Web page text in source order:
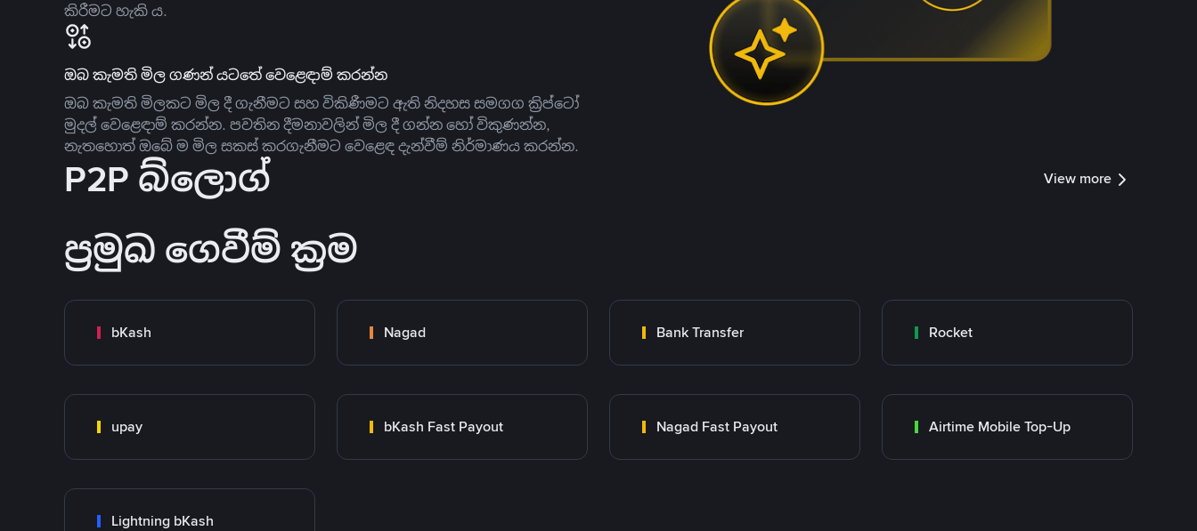
කිරීමට හැකි ය.
ඔබ කැමති මිල ගණන් යටතේ වෙළෙඳාම් කරන්න
ඔබ කැමති මිලකට මිල දී ගැනීමට සහ විකිණීමට ඇති නිදහස සමගග ක්‍රිප්ටෝ
මුදල් වෙළෙඳාම් කරන්න. පවතින දීමනාවලින් මිල දී ගන්න හෝ විකුණන්න,
නැතහොත් ඔබේ ම මිල සකස් කරගැනීමට වෙළෙඳ දැන්වීම් නිර්මාණය කරන්න.
P2P බ්ලොග් View more
ප්‍රමුඛ ගෙවීම් ක්‍රම
bKash Nagad Bank Transfer Rocket
upay bKash Fast Payout Nagad Fast Payout Airtime Mobile Top-Up
Lightning bKash